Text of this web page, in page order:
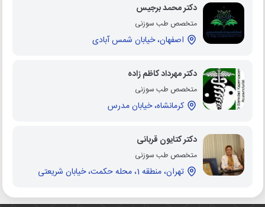
دکتر محمد برجیس
متخصص طب سوزنی
اصفهان، خیابان شمس آبادی
دکتر مهرداد کاظم زاده
متخصص طب سوزنی
کرمانشاه، خیابان مدرس
دکتر کتایون قربانی
متخصص طب سوزنی
تهران، منطقه 1، محله حکمت، خیابان شریعتی